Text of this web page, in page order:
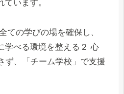
ています。
ての学びの場を確保し、
学べる環境を整える２ 心
ず、「チーム学校」で支援